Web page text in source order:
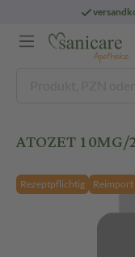
ATOZET
Rezeptpflichtig Reimport